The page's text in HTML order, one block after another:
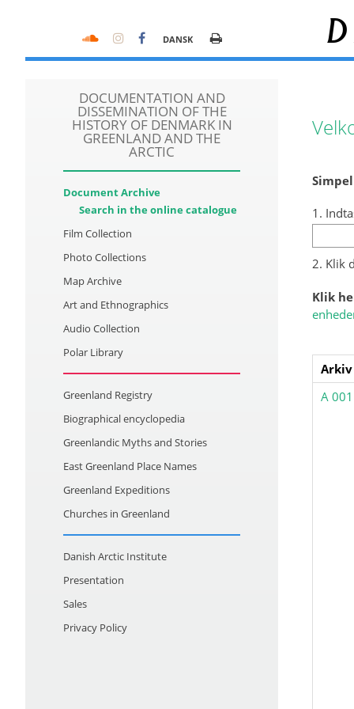
DANSK
DOCUMENTATION AND
DISSEMINATION OF THE
HISTORY OF DENMARK IN
GREENLAND AND THE
ARCTIC
Document Archive
Search in the online catalogue
Film Collection
Photo Collections
Map Archive
Art and Ethnographics
Audio Collection
Polar Library
Greenland Registry
Biographical encyclopedia
Greenlandic Myths and Stories
East Greenland Place Names
Greenland Expeditions
Churches in Greenland
Danish Arctic Institute
Presentation
Sales
Privacy Policy
1.
2. Klik
Klik
Arkiv
A 001